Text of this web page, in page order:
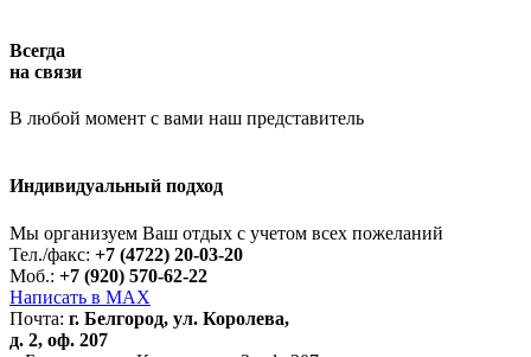
Всегда
на связи
В любой момент с вами наш представитель
Индивидуальный подход
Мы организуем Ваш отдых с учетом всех пожеланий
Тел./факс: +7 (4722) 20-03-20
Моб.: +7 (920) 570-62-22
Написать в MAX
Почта: г. Белгород, ул. Королева,
д. 2, оф. 207